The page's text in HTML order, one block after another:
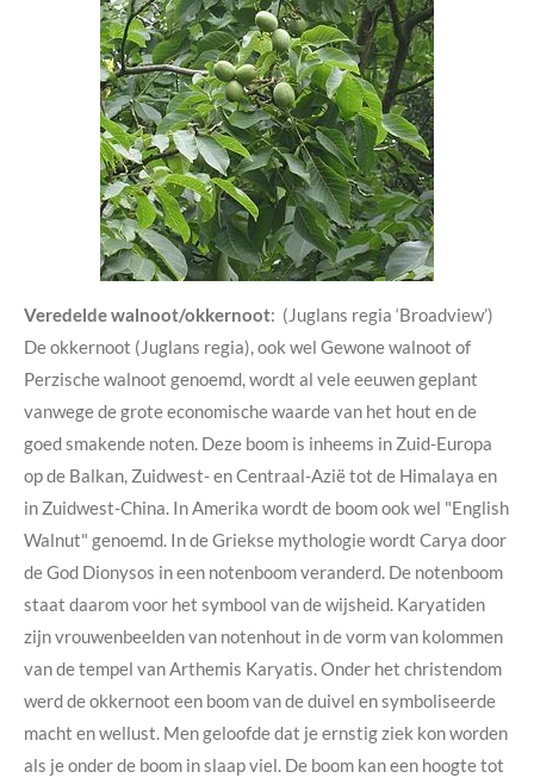
Veredelde walnoot/okkernoot: (Juglans regia ‘Broadview’)
De okkernoot (Juglans regia), ook wel Gewone walnoot of
Perzische walnoot genoemd, wordt al vele eeuwen geplant
vanwege de grote economische waarde van het hout en de
goed smakende noten. Deze boom is inheems in Zuid-Europa
op de Balkan, Zuidwest- en Centraal-Azië tot de Himalaya en
in Zuidwest-China. In Amerika wordt de boom ook wel "English
Walnut" genoemd. In de Griekse mythologie wordt Carya door
de God Dionysos in een notenboom veranderd. De notenboom
staat daarom voor het symbool van de wijsheid. Karyatiden
zijn vrouwenbeelden van notenhout in de vorm van kolommen
van de tempel van Arthemis Karyatis. Onder het christendom
werd de okkernoot een boom van de duivel en symboliseerde
macht en wellust. Men geloofde dat je ernstig ziek kon worden
als je onder de boom in slaap viel. De boom kan een hoogte tot